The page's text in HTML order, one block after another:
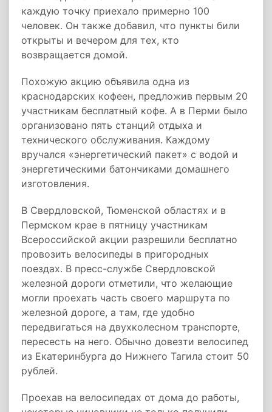
каждую точку приехало примерно 100
человек. Он также добавил, что пункты били
открыты и вечером для тех, кто
возвращается домой.
Похожую акцию объявила одна из
краснодарских кофеен, предложив первым 20
участникам бесплатный кофе. А в Перми было
организовано пять станций отдыха и
технического обслуживания. Каждому
вручался «энергетический пакет» с водой и
энергетическими батончиками домашнего
изготовления.
В Свердловской, Тюменской областях и в
Пермском крае в пятницу участникам
Всероссийской акции разрешили бесплатно
провозить велосипеды в пригородных
поездах. В пресс-службе Свердловской
железной дороги отметили, что желающие
могли проехать часть своего маршрута по
железной дороге, а там, где удобно
передвигаться на двухколесном транспорте,
пересесть на него. Обычно довезти велосипед
из Екатеринбурга до Нижнего Тагила стоит 50
рублей.
Проехав на велосипедах от дома до работы,